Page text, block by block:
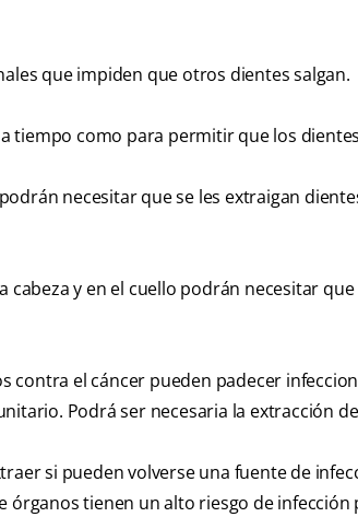
que impiden que otros dientes salgan.
tiempo como para permitir que los
necesitar que se les extraigan
cabeza y en el cuello podrán necesitar
contra el cáncer pueden padecer
Podrá ser necesaria la extracción
si pueden volverse una fuente de
órganos tienen un alto riesgo de